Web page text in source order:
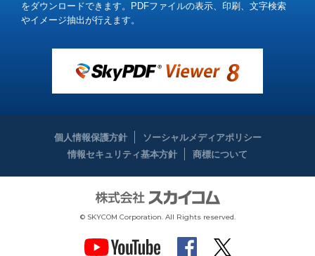
をダウンロードできます。
PDFファイルの表示、印刷、文字検索
やイメージ抽出が行えます。
個人情報保護方針
ソーシャルメディアポリシー
情報セキュリティ基本方針
商標について
© SKYCOM Corporation. All Rights reserved.